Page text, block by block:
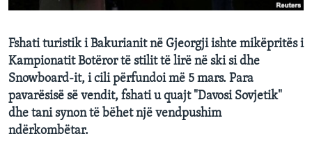
Fshati turistik i Bakurianit në Gjeorgji ishte mikëpritës i
Kampionatit Botëror të stilit të lirë në ski si dhe
Snowboard-it, i cili përfundoi më 5 mars. Para
pavarësisë së vendit, fshati u quajt "Davosi Sovjetik"
dhe tani synon të bëhet një vendpushim
ndërkombëtar.